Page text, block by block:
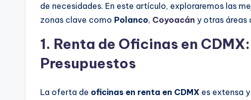
de necesidades. En este artículo, exploraremos las
zonas clave como Polanco, Coyoacán y otras áreas
1. Renta de Oficinas en
Presupuestos
La oferta de oficinas en renta en CDMX es extensa